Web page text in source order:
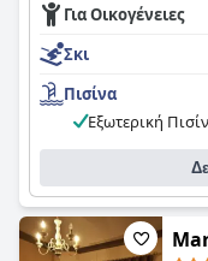
Για Οικογένειες
Σκι
Πισίνα
Εξωτερική